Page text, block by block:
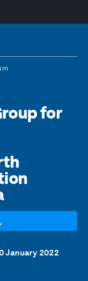
for
January 2022